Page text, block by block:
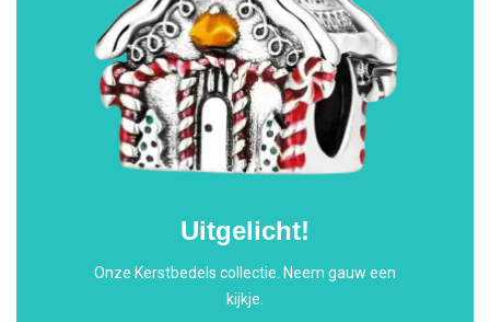
Uitgelicht!
Onze Kerstbedels collectie. Neem gauw een
kijkje.